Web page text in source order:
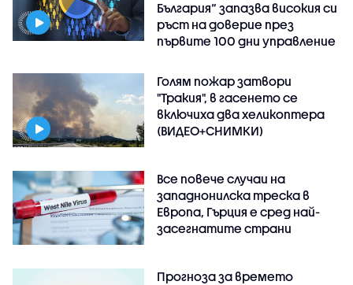
България“ запазва високия си
ръст на доверие през
първите 100 дни управление
Голям пожар затвори
"Тракия", в гасенето се
включиха два хеликоптера
(ВИДЕО+СНИМКИ)
Все повече случаи на
западнонилска треска в
Европа, Гърция е сред най-
засегнатите страни
Прогноза за времето